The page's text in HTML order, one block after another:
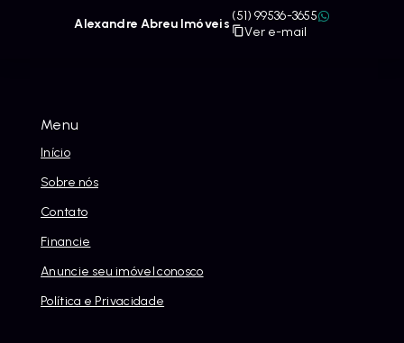
Menu
Início
Sobre nós
Contato
Financie
Anuncie seu imóvel conosco
Política e Privacidade
Alexandre Abreu Imóveis
(51) 99536-3655
Ver e-mail